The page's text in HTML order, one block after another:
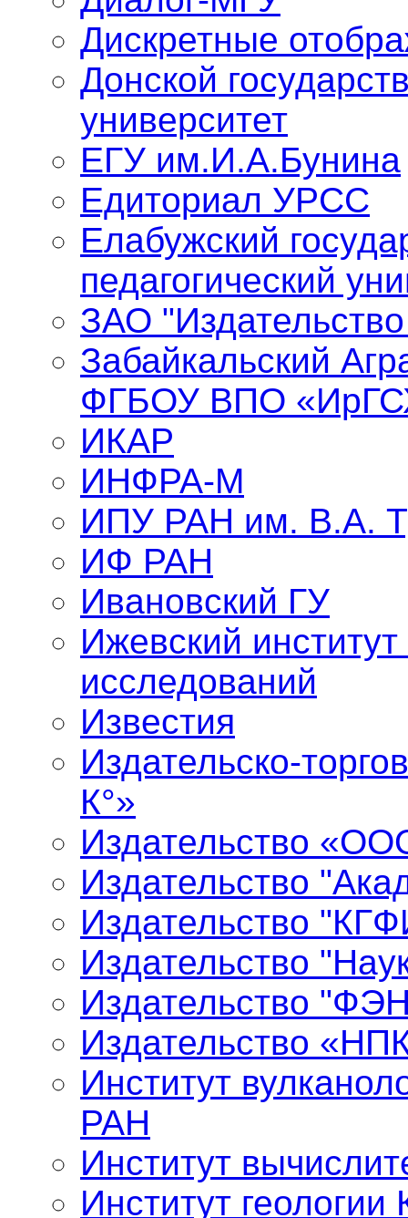
Дискретные
Донской
университет
ЕГУ им.И.А.Бунина
Едиториал УРСС
Елабужский
педагогический
ЗАО
Забайкальский
ФГБОУ ВПО
ИКАР
ИНФРА-М
ИПУ РАН им. В.А.
ИФ РАН
Ивановский ГУ
Ижевский
исследований
Известия
Издательско-
К°»
Издательство
Издательство
Издательство
Издательство
Издательство
Издательство
Институт
РАН
Институт
Институт